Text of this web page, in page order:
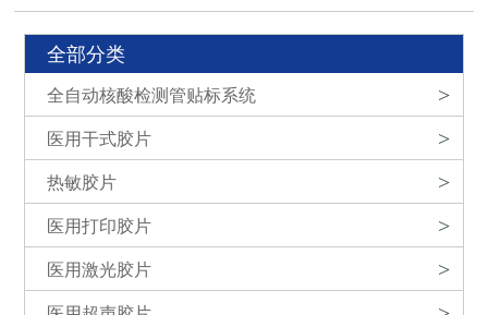
全部分类
全自动核酸检测管贴标系统
>
医用干式胶片
>
热敏胶片
>
医用打印胶片
>
医用激光胶片
>